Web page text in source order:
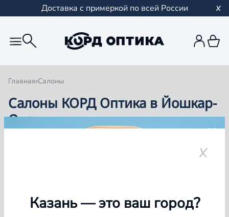
Доставка с примеркой по всей России
Главная Салоны
Салоны КОРД Оптика в Йошкар-
Оле
салонов в Казани и Республике Татарстан, Самаре,
Казань— это ваш город?